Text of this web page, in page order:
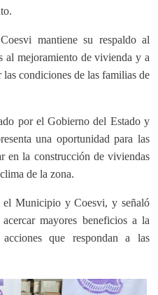
mantiene su respaldo al
al mejoramiento de vivienda y a
condiciones de las familias de
por el Gobierno del Estado y
una oportunidad para las
en la construcción de viviendas
de la zona.
el Municipio y Coesvi, y señaló
mayores beneficios a la
que respondan a las